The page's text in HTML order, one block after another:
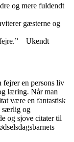
og mere fuldendt
gæsterne og
– Ukendt
fejrer en persons liv
læring. Når man
være en fantastisk
særlig og
og sjove citater til